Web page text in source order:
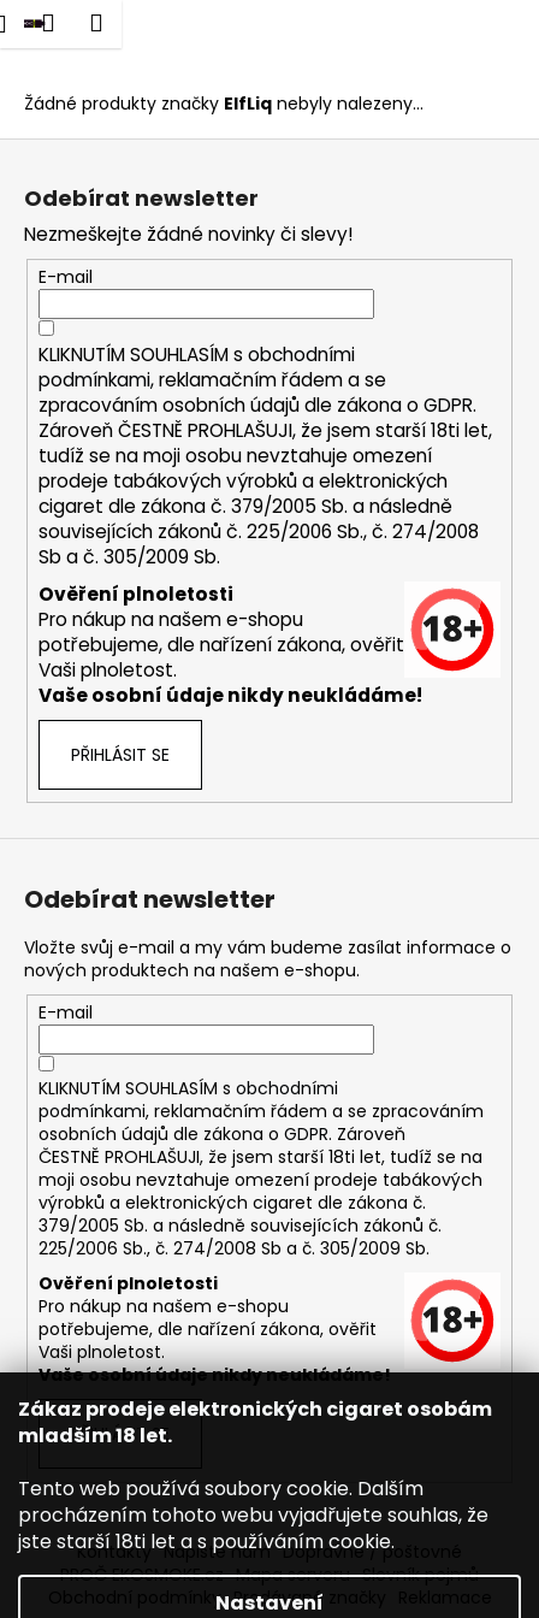
Zákaz prodeje elektronických cigaret osobám
mladším 18 let.
Tento web používá soubory cookie. Dalším
procházením tohoto webu vyjadřujete souhlas, že
jste starší 18ti let a s používáním cookie.
Nastavení
Přejít
na
Přihlášení
Nákupní
ElfLiq
Žádné produkty značky ElfLiq nebyly nalezeny...
K
o
k C
p
o
t
e
b
u
e
e
n
a
?
o
p
o
u
u
m
DEKANG
MALINA
10ML
11MG
169
Kč
Původně:
195
Odebírat newsletter
Nezmeškejte žádné novinky či slevy!
E-mail
KLIKNUTÍM SOUHLASÍM s obchodními
podmínkami,reklamačním řádem a se
zpracováním osobních údajů dle zákona oGDPR.
Zároveň ČESTNĚ PROHLAŠUJI, že jsem starší 18ti let,
tudíž se na moji osobu nevztahuje omezení
prodeje tabákových výrobků a elektronických
cigaret dle zákona č. 379/2005 Sb. a následně
souvisejících zákonů č. 225/2006 Sb., č. 274/2008
Sb a č. 305/2009 Sb.
Ověření plnoletosti
Pro nákup na našem e-shopu
potřebujeme, dle nařízení zákona, ověřit
Vaši plnoletost.
Vaše osobní údaje nikdy neukládáme!
PŘIHLÁSIT SE
Odebírat newsletter
Vložte svůj e-mail a my vám budeme zasílat informace o
nových produktech na našem e-shopu.
E-mail
KLIKNUTÍM SOUHLASÍM s obchodními
podmínkami, reklamačním řádem a se zpracováním
osobních údajů dle zákona o GDPR. Zároveň
ČESTNĚ PROHLAŠUJI, že jsem starší 18ti let, tudíž se na
moji osobu nevztahuje omezení prodeje tabákových
výrobků a elektronických cigaret dle zákona č.
379/2005 Sb. a následně souvisejících zákonů č.
225/2006 Sb., č. 274/2008 Sb a č. 305/2009 Sb.
Ověření plnoletosti
Pro nákup na našem e-shopu
potřebujeme, dle nařízení zákona, ověřit
Vaši plnoletost.
Vaše osobní údaje nikdy neukládáme!
PŘIHLÁSIT SE
Kontakty Napište nám Dopravné / poštovné
PROČ EKOSMOKE.cz Mapa serveru Slovník pojmů
Obchodní podmínky Prodávané značky